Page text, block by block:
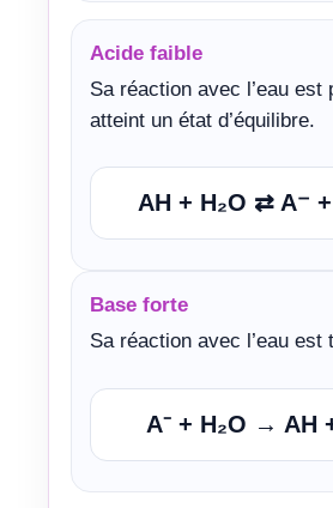
Acide faible
Sa réaction avec l’eau est
atteint un état d’équilibre.
AH + H₂O ⇄ A⁻
Base forte
Sa réaction avec l’eau est
A⁻ + H₂O → AH